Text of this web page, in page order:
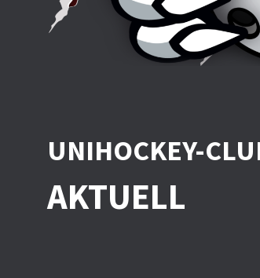
UNIHOCKEY-
AKTUELL